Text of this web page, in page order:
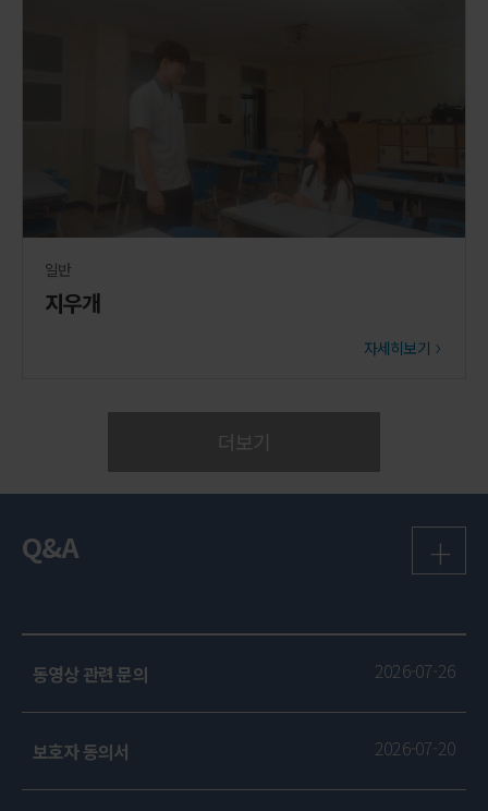
일반
지우개
자세히보기
더보기
Q&A +
동영상 관련 문의 2026-07-26
보호자 동의서 2026-07-20